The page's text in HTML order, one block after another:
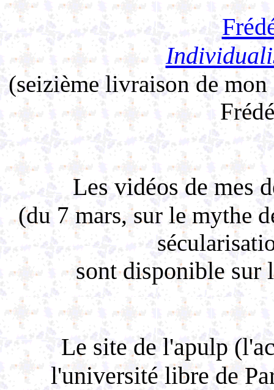
(seizième livraison de
Les vidéos de mes
(du 7 mars, sur le mythe
sont disponible sur
Le site de l'apulp
l'université libre de